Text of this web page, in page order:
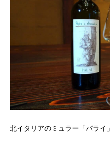
北イタリアのミュラー「パライ」